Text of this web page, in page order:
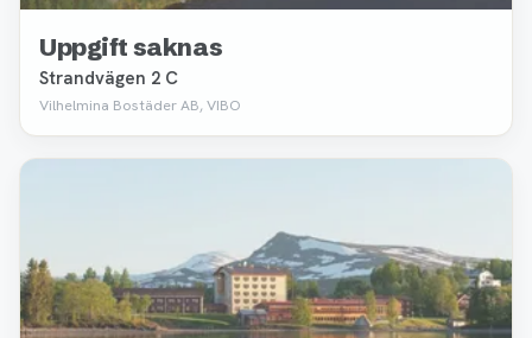
Uppgift saknas
Strandvägen 2 C
Vilhelmina Bostäder AB, VIBO